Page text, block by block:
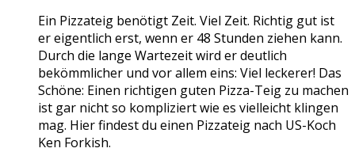
Ein Pizzateig benötigt Zeit. Viel Zeit. Richtig gut ist
er eigentlich erst, wenn er 48 Stunden ziehen kann.
Durch die lange Wartezeit wird er deutlich
bekömmlicher und vor allem eins: Viel leckerer! Das
Schöne: Einen richtigen guten Pizza-Teig zu machen
ist gar nicht so kompliziert wie es vielleicht klingen
mag. Hier findest du einen Pizzateig nach US-Koch
Ken Forkish.